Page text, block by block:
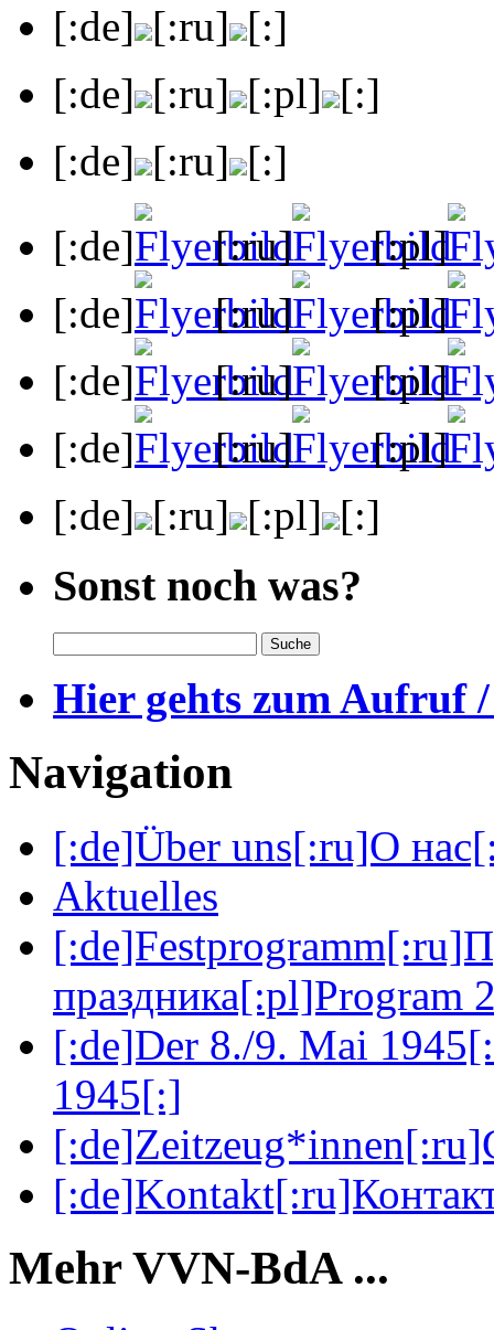
[:de] [:ru] [:]
[:de] [:ru] [:pl] [:]
[:de] [:ru] [:]
[:de]
[:ru]
[:pl]
[:de]
[:ru]
[:pl]
[:de]
[:ru]
[:pl]
[:de]
[:ru]
[:pl]
[:de] [:ru] [:pl] [:]
Sonst noch was?
Hier gehts zum Aufruf
Navigation
[:de]Über uns[:ru]О
Aktuelles
праздника[:pl]Program
[:de]Der 8./9. Mai
1945[:]
Mehr VVN-BdA ...